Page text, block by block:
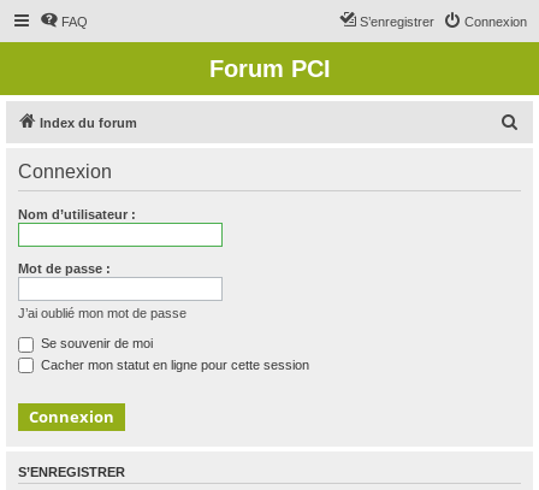
FAQ Connexion
S’enregistrer
Forum PCI
Index du forum
Connexion
Nom d’utilisateur :
Mot de passe :
J’ai oublié mon mot de passe
Se souvenir de moi
Cacher mon statut en ligne pour cette session
S’ENREGISTRER